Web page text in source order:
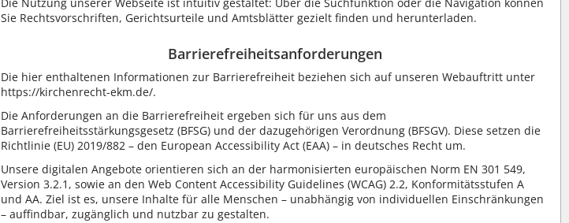
Sie Rechtsvorschriften, Gerichtsurteile und Amtsblätter gezielt finden und herunterladen.
Barrierefreiheitsanforderungen
Die hier enthaltenen Informationen zur Barrierefreiheit beziehen sich auf unseren Webauftritt unter
https://kirchenrecht-ekm.de/.
Die Anforderungen an die Barrierefreiheit ergeben sich für uns aus dem
Barrierefreiheitsstärkungsgesetz (BFSG) und der dazugehörigen Verordnung (BFSGV). Diese setzen die
Richtlinie (EU) 2019/882 – den European Accessibility Act (EAA) – in deutsches Recht um.
Unsere digitalen Angebote orientieren sich an der harmonisierten europäischen Norm EN 301 549,
Version 3.2.1, sowie an den Web Content Accessibility Guidelines (WCAG) 2.2, Konformitätsstufen A
und AA. Ziel ist es, unsere Inhalte für alle Menschen – unabhängig von individuellen Einschränkungen
– auffindbar, zugänglich und nutzbar zu gestalten.